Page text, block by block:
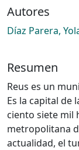
Autores
Díaz Parera,
Resumen
Reus es un
Es la capital de
ciento siete mil
metropolitana
actualidad, el